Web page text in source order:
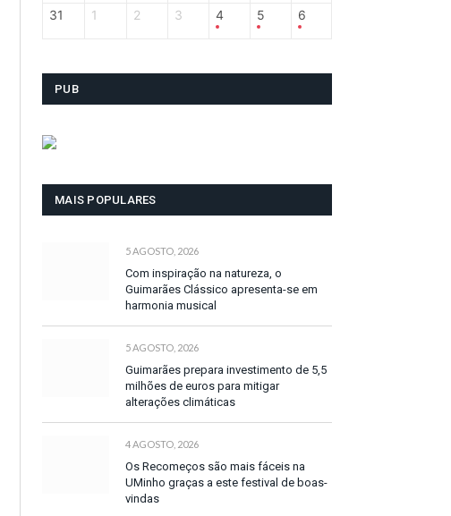
31 1 2 3 4 5 6
PUB
MAIS POPULARES
5 AGOSTO, 2026
Com inspiração na natureza, o
Guimarães Clássico apresenta-se em
harmonia musical
5 AGOSTO, 2026
Guimarães prepara investimento de 5,5
milhões de euros para mitigar
alterações climáticas
4 AGOSTO, 2026
Os Recomeços são mais fáceis na
UMinho graças a este festival de boas-
vindas